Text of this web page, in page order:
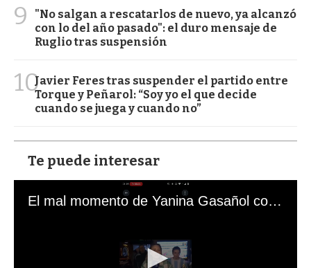
9
"No salgan a rescatarlos de nuevo, ya alcanzó
con lo del año pasado": el duro mensaje de
Ruglio tras suspensión
10Javier Feres tras suspender el partido entre
Torque y Peñarol: “Soy yo el que decide
cuando se juega y cuando no”
Te puede interesar
El mal momento de Yanina Gasañol con un hincha argentino en "Subrayado"